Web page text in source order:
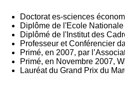
Doctorat es-sciences
Diplôme de l'Ecole
Diplômé de l'Institut des
Professeur et Conférencier
Primé, en 2007, par
Primé, en Novembre 2007,
Lauréat du Grand Prix du